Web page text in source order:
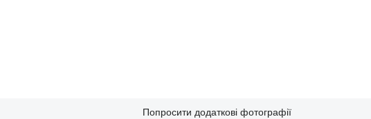
Попросити додаткові фотографії